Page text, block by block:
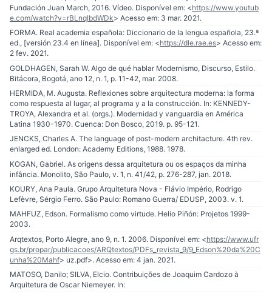
Fundación Juan March, 2016. Vídeo. Disponível em: <https://www.youtub
e.com/watch?v=rBLnqIbdWDk> Acesso em: 3 mar. 2021.
FORMA. Real academia española: Diccionario de la lengua española, 23.ª
ed., [versión 23.4 en línea]. Disponível em: <https://dle.rae.es> Acesso em:
2 fev. 2021.
GOLDHAGEN, Sarah W. Algo de qué hablar Modernismo, Discurso, Estilo.
Bitácora, Bogotá, ano 12, n. 1, p. 11-42, mar. 2008.
HERMIDA, M. Augusta. Reflexiones sobre arquitectura moderna: la forma
como respuesta al lugar, al programa y a la construcción. In: KENNEDY-
TROYA, Alexandra et al. (orgs.). Modernidad y vanguardia en América
Latina 1930-1970. Cuenca: Don Bosco, 2019. p. 95-121.
JENCKS, Charles A. The language of post-modern architacture. 4th rev.
enlarged ed. London: Academy Editions, 1988. 1978.
KOGAN, Gabriel. As origens dessa arquitetura ou os espaços da minha
infância. Monolito, São Paulo, v. 1, n. 41/42, p. 276-287, jan. 2018.
KOURY, Ana Paula. Grupo Arquitetura Nova - Flávio Império, Rodrigo
Lefèvre, Sérgio Ferro. São Paulo: Romano Guerra/ EDUSP, 2003. v. 1.
MAHFUZ, Edson. Formalismo como virtude. Helio Piñón: Projetos 1999-
2003.
Arqtextos, Porto Alegre, ano 9, n. 1. 2006. Disponível em: <https://www.ufr
gs.br/propar/publicacoes/ARQtextos/PDFs_revista_9/9_Edson%20da%20C
unha%20Mahf> uz.pdf>. Acesso em: 4 jan. 2021.
MATOSO, Danilo; SILVA, Elcio. Contribuições de Joaquim Cardozo à
Arquitetura de Oscar Niemeyer. In: